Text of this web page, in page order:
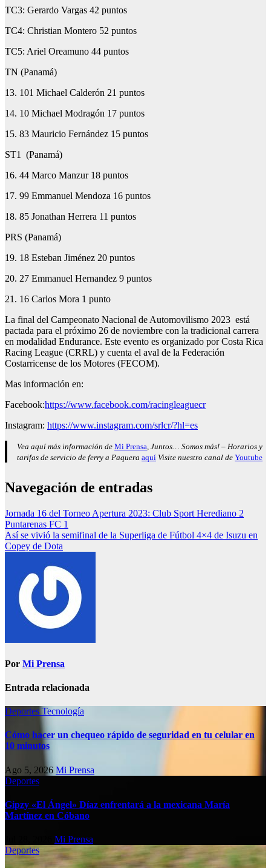
TC3: Gerardo Vargas 42 puntos
TC4: Christian Montero 52 puntos
TC5: Ariel Oreamuno 44 puntos
TN (Panamá)
13. 101 Michael Calderón 21 puntos
14. 10 Michael Modragón 17 puntos
15. 83 Mauricio Fernández 15 puntos
ST1 (Panamá)
16. 44 Marco Manzur 18 puntos
17. 99 Emmanuel Mendoza 16 puntos
18. 85 Jonathan Herrera 11 puntos
PRS (Panamá)
19. 18 Esteban Jiménez 20 puntos
20. 27 Emmanuel Hernandez 9 puntos
21. 16 Carlos Mora 1 punto
La final del Campeonato Nacional de Automovilismo 2023 está
pactada para el próximo 26 de noviembre con la tradicional carrera
en modalidad Endurance. Este evento es organizado por Costa Rica
Racing League (CRRL) y cuenta el aval de la Federación
Costarricense de los Motores (FECOM).
Mas información en:
Facebook:https://www.facebook.com/racingleaguecr
Instagram: https://www.instagram.com/srlcr/?hl=es
Vea aquí más información de Mi Prensa, Juntos… Somos más! – Horarios y
tarifas de servicio de ferry a Paquera aquí Visite nuestro canal de Youtube
Navegación de entradas
Jornada 16 del Torneo Apertura 2023: Club Sport Herediano 2
Puntarenas FC 1
Así se vivió la semifinal de la Superliga de Fútbol 4×4 de Isuzu en
Copey de Dota
Por Mi Prensa
Entrada relacionada
Deportes Tecnología
Cómo hacer un chequeo rápido de seguridad en tu celular en
10 minutos
Ago 5, 2026 Mi Prensa
Deportes
Gipzy «El Ángel» Díaz enfrentará a la mexicana María
Martínez en Cóbano
Mi Prensa
Deportes